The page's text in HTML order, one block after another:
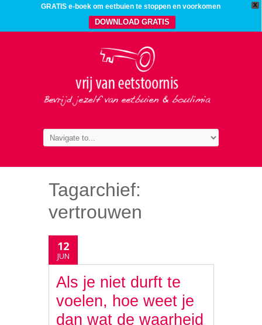
X
GRATIS e-boek om eetbuien te stoppen en voorkomen
DOWNLOAD GRATIS
Tagarchief:
vertrouwen
12
JUN
Als je niet durft te
voelen, hoe weet je
dan wat de waarheid